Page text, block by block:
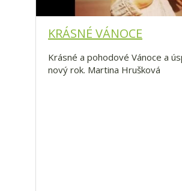
KRÁSNÉ VÁNOCE
Krásné a pohodové Vánoce a
nový rok. Martina Hrušková